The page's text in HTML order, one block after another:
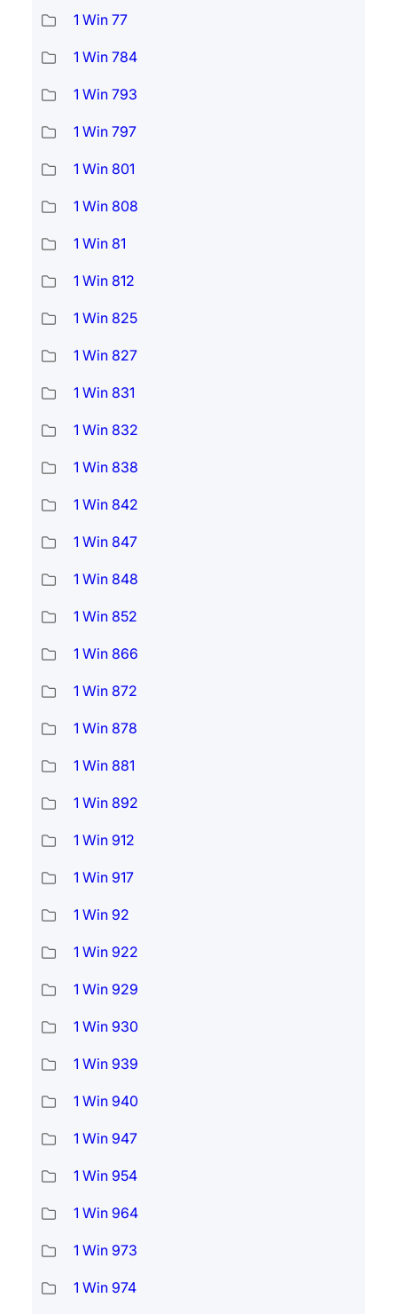
1 Win 77
1 Win 784
1 Win 793
1 Win 797
1 Win 801
1 Win 808
1 Win 81
1 Win 812
1 Win 825
1 Win 827
1 Win 831
1 Win 832
1 Win 838
1 Win 842
1 Win 847
1 Win 848
1 Win 852
1 Win 866
1 Win 872
1 Win 878
1 Win 881
1 Win 892
1 Win 912
1 Win 917
1 Win 92
1 Win 922
1 Win 929
1 Win 930
1 Win 939
1 Win 940
1 Win 947
1 Win 954
1 Win 964
1 Win 973
1 Win 974